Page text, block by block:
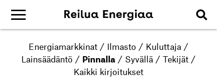
Energiamarkkinat / Ilmasto / Kuluttaja /
Lainsäädäntö / Pinnalla / Syvällä / Tekijät /
Kaikki kirjoitukset